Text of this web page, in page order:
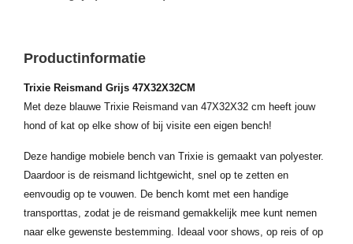
Productinformatie
Trixie Reismand Grijs 47X32X32CM
Met deze blauwe Trixie Reismand van 47X32X32 cm heeft jouw
hond of kat op elke show of bij visite een eigen bench!
Deze handige mobiele bench van Trixie is gemaakt van polyester.
Daardoor is de reismand lichtgewicht, snel op te zetten en
eenvoudig op te vouwen. De bench komt met een handige
transporttas, zodat je de reismand gemakkelijk mee kunt nemen
naar elke gewenste bestemming. Ideaal voor shows, op reis of op